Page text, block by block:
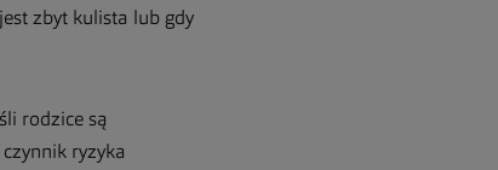
zbyt kulista lub gdy
rodzice są
ryzyka